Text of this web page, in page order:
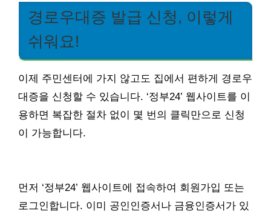
경로우대증 발급 신청, 이렇게
쉬워요!
이제 주민센터에 가지 않고도 집에서 편하게 경로우
대증을 신청할 수 있습니다. ‘정부24’ 웹사이트를 이
용하면 복잡한 절차 없이 몇 번의 클릭만으로 신청
이 가능합니다.
먼저 ‘정부24’ 웹사이트에 접속하여 회원가입 또는
로그인합니다. 이미 공인인증서나 금융인증서가 있